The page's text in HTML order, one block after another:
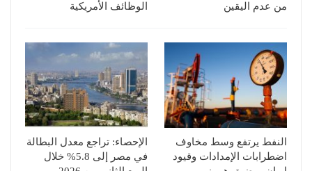
من عدم اليقين
الوظائف الأمريكية
النفط يرتفع وسط مخاوف
اضطرابات الإمدادات وقيود
الإحصاء: تراجع معدل البطالة
في مصر إلى 5.8% خلال